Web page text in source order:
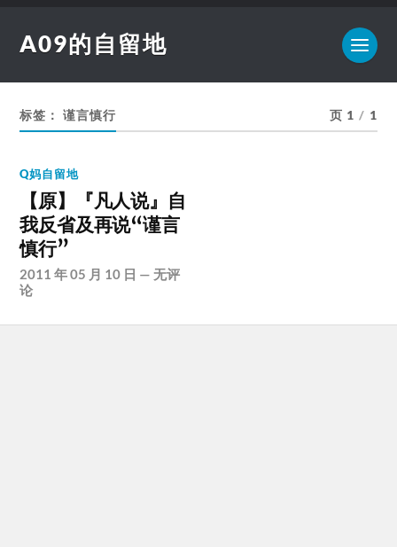
A09的自留地
标签：谨言慎行 页 1 / 1
Q妈自留地
【原】『凡人说』自
我反省及再说“谨言
慎行”
2011 年 05 月 10 日 —无评
论